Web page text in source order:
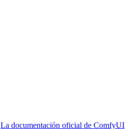
La documentación oficial de ComfyUI